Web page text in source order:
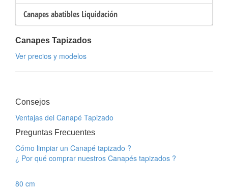
Canapes abatibles Liquidación
Canapes Tapizados
Ver precios y modelos
Consejos
Ventajas del Canapé Tapizado
Preguntas Frecuentes
Cómo limpiar un Canapé tapizado ?
¿ Por qué comprar nuestros Canapés tapizados ?
80 cm